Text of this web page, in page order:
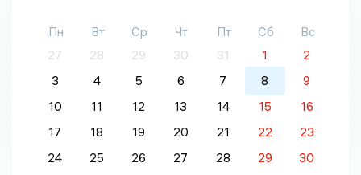
Пн Вт Ср Чт Пт Сб
Вс
27
28 29 30 31 1
2
3
4 5 6 7 8
9
10
11 12 13 14 15
16
17
18 19 20 21 22
23
24
25 26 27 28 29
30